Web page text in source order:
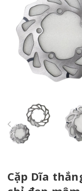
Cặp Dĩa